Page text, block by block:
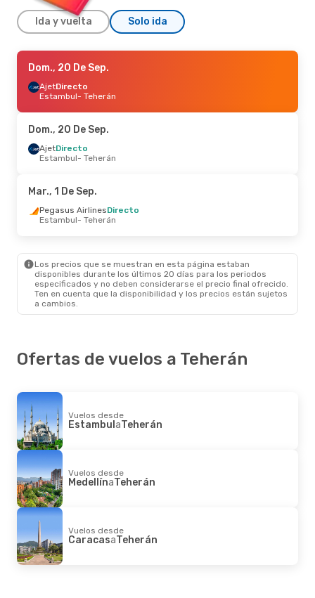
Ida y vuelta Solo ida
Mié., 28 De Oct.- Mié., 4 De Nov.
AjetDirecto
Estambul- Teherán
Teherán- Estambul
Mié., 2 De Sep.
AjetDirecto
Teherán- Estambul
- Teherán
Turkish Airlines 1 Escala
Teherán- Bogotá
Dom., 20 De Sep.
AjetDirecto
Estambul- Teherán
Dom., 20 De Sep.
AjetDirecto
Estambul- Teherán
Mar., 1 De Sep.
Pegasus AirlinesDirecto
Estambul- Teherán
Los precios que se muestran en esta página estaban
disponibles durante los últimos 20 días para los periodos
especificados y no deben considerarse el precio final ofrecido.
Ten en cuenta que la disponibilidad y los precios están sujetos
a cambios.
Ofertas de vuelos a Teherán
Vuelos desde
EstambulaTeherán
Vuelos desde
MedellínaTeherán
Vuelos desde
CaracasaTeherán